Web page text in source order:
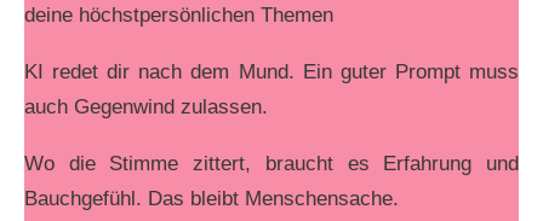
deine höchstpersönlichen Themen
KI redet dir nach dem Mund. Ein guter Prompt muss
auch Gegenwind zulassen.
Wo die Stimme zittert, braucht es Erfahrung und
Bauchgefühl. Das bleibt Menschensache.